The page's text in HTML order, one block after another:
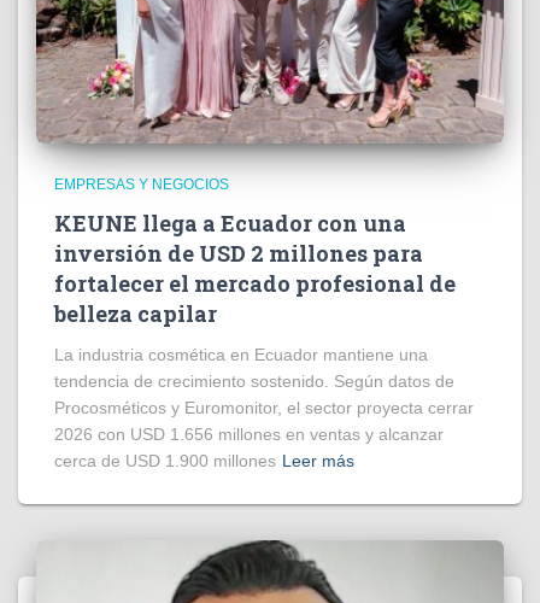
EMPRESAS Y NEGOCIOS
KEUNE llega a Ecuador con una
inversión de USD 2 millones para
fortalecer el mercado profesional de
belleza capilar
La industria cosmética en Ecuador mantiene una
tendencia de crecimiento sostenido. Según datos de
Procosméticos y Euromonitor, el sector proyecta cerrar
2026 con USD 1.656 millones en ventas y alcanzar
cerca de USD 1.900 millones Leer más